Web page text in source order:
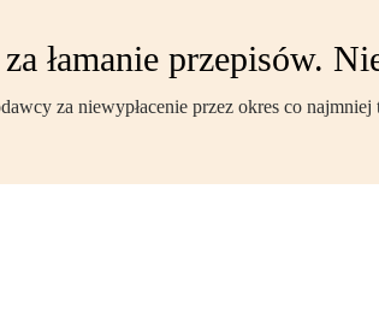
łamanie przepisów.
za niewypłacenie przez okres co